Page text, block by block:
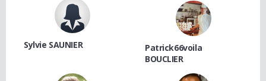
Sylvie SAUNIER
Patrick66voila
BOUCLIER